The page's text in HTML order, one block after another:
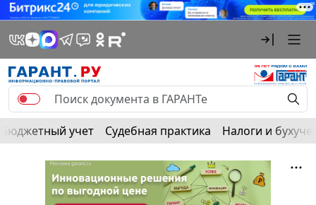
Бюджетный учет Судебная практика Налоги и